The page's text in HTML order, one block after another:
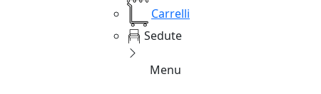
Carrelli
Sedute
Menu